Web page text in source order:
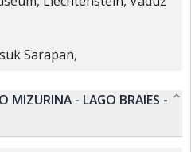
Sarapan,
MIZURINA - LAGO BRAIES -